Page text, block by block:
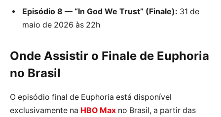
Episódio 8 — “In God We Trust” (Finale): 31 de
maio de 2026 às 22h
Onde Assistir o Finale de Euphoria
no Brasil
O episódio final de Euphoria está disponível
exclusivamente na HBO Max no Brasil, a partir das